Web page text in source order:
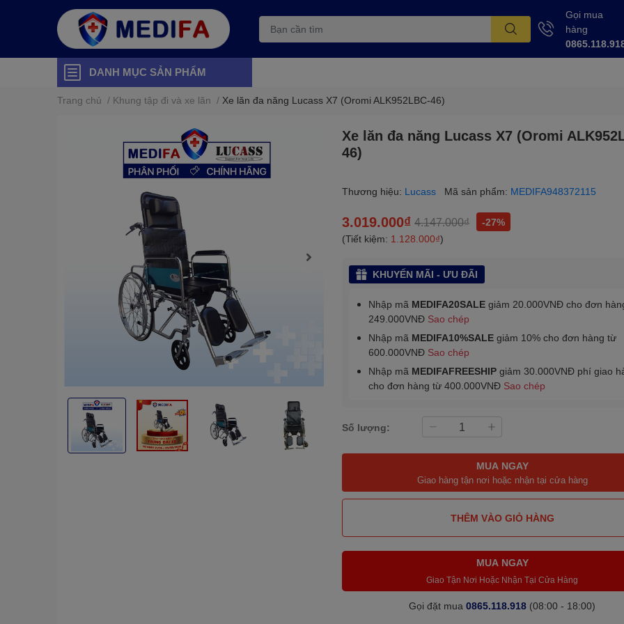
Gọi mua
hàng
DANH MỤC SẢN PHẨM
Trang chủ / Khung tập đi và xe lăn / Xe lăn đa năng Lucass X7 (Oromi ALK952LBC-46)
Xe lăn đa năng Lucass X7 (Oromi
46)
Thương hiệu: Lucass Mã sản phẩm: MEDIFA948372115
3.019.000₫ 4.147.000₫
-27%
(Tiết kiệm: 1.128.000₫)
KHUYẾN MÃI - ƯU ĐÃI
Nhập mã MEDIFA20SALE giảm 20.000VNĐ cho đơn
249.000VNĐ Sao chép
Nhập mã MEDIFA10%SALE giảm 10% cho đơn hàng từ
600.000VNĐ Sao chép
Nhập mã MEDIFAFREESHIP giảm 30.000VNĐ phí giao
cho đơn hàng từ 400.000VNĐ Sao chép
Số lượng:
MUA NGAY
Giao hàng tận nơi hoặc nhận tại cửa hàng
THÊM VÀO GIỎ HÀNG
MUA NGAY
Giao Tận Nơi Hoặc Nhận Tại Cửa Hàng
Gọi đặt mua0865.118.918 (08:00 - 18:00)